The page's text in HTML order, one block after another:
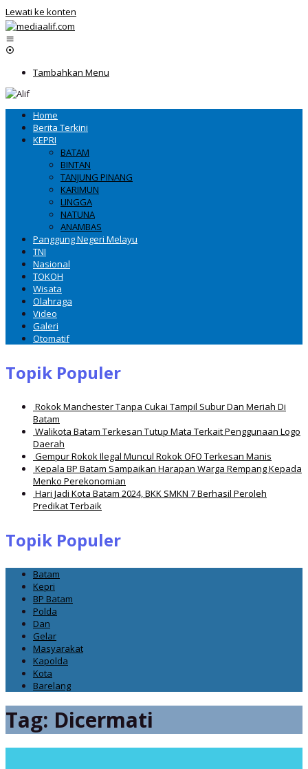
Lewati ke konten
Tambahkan Menu
Home
Berita Terkini
KEPRI
BATAM
BINTAN
TANJUNG PINANG
KARIMUN
LINGGA
NATUNA
ANAMBAS
Panggung Negeri Melayu
TNI
Nasional
TOKOH
Wisata
Olahraga
Video
Galeri
Otomatif
Topik Populer
Rokok Manchester Tanpa Cukai Tampil Subur Dan Meriah Di
Batam
Walikota Batam Terkesan Tutup Mata Terkait Penggunaan Logo
Daerah
Gempur Rokok Ilegal Muncul Rokok OFO Terkesan Manis
Kepala BP Batam Sampaikan Harapan Warga Rempang Kepada
Menko Perekonomian
Hari Jadi Kota Batam 2024, BKK SMKN 7 Berhasil Peroleh
Predikat Terbaik
Topik Populer
Batam
Kepri
BP Batam
Polda
Dan
Gelar
Masyarakat
Kapolda
Kota
Barelang
Tag: Dicermati